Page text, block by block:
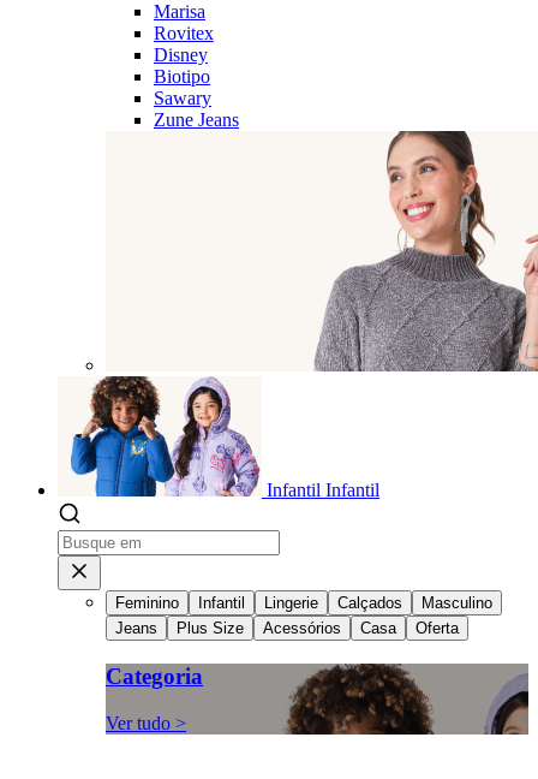
Marisa
Rovitex
Disney
Biotipo
Sawary
Zune Jeans
Infantil Infantil
Feminino Infantil Lingerie Calçados
Masculino
Jeans
Plus Size Acessórios Casa Oferta
Categoria
Ver tudo >